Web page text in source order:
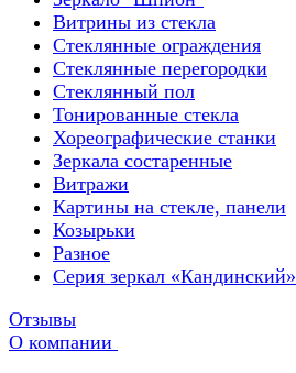
Витрины из стекла
Стеклянные ограждения
Стеклянные перегородки
Стеклянный пол
Тонированные стекла
Хореографические станки
Зеркала состаренные
Витражи
Картины на стекле, панели
Козырьки
Разное
Серия зеркал «Кандинский»
Отзывы
О компании